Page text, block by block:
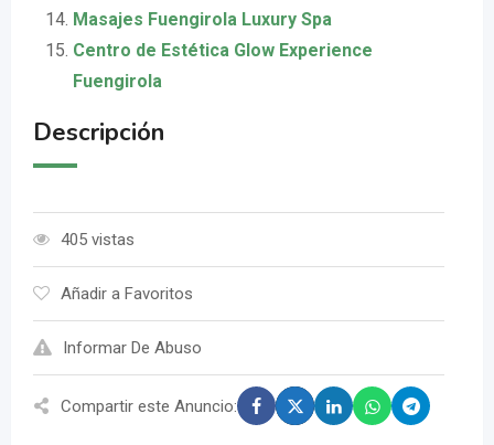
Masajes Fuengirola Luxury Spa
Centro de Estética Glow Experience
Fuengirola
Descripción
405 vistas
Añadir a Favoritos
Informar De Abuso
Compartir este Anuncio: